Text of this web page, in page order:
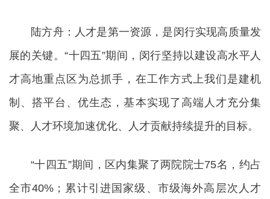
陆方舟：人才是第一资源，是闵行实现高质量发
展的关键。“十四五”期间，闵行坚持以建设高水平人
才高地重点区为总抓手，在工作方式上我们是建机
制、搭平台、优生态，基本实现了高端人才充分集
聚、人才环境加速优化、人才贡献持续提升的目标。
“十四五”期间，区内集聚了两院院士75名，约占
全市40%；累计引进国家级、市级海外高层次人才